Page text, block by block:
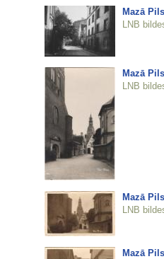
Mazā
LNB
Mazā
LNB
Mazā
LNB
Mazā